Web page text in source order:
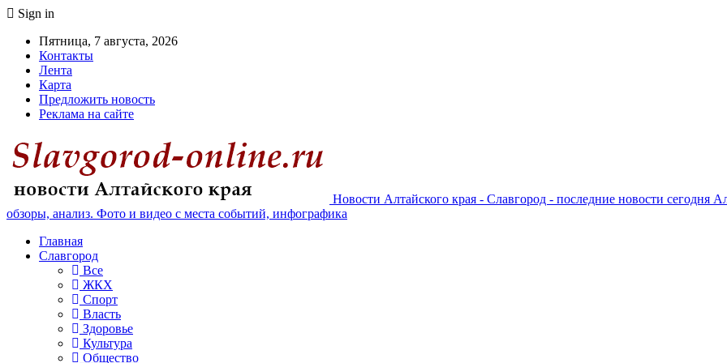
Sign in
Пятница, 7 августа, 2026
Контакты
Лента
Карта
Предложить новость
Реклама на сайте
Новости Алтайского края - Славгород - последние новости сегодня
обзоры, анализ. Фото и видео с места событий, инфографика
Главная
Славгород
Все
ЖКХ
Спорт
Власть
Здоровье
Культура
Общество